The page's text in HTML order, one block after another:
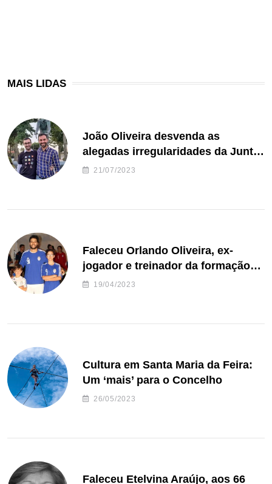
MAIS LIDAS
João Oliveira desvenda as
alegadas irregularidades da Junta
de Freguesia S. João de Ver
21/07/2023
Faleceu Orlando Oliveira, ex-
jogador e treinador da formação
de andebol do Feirense
19/04/2023
Cultura em Santa Maria da Feira:
Um ‘mais’ para o Concelho
26/05/2023
Faleceu Etelvina Araújo, aos 66